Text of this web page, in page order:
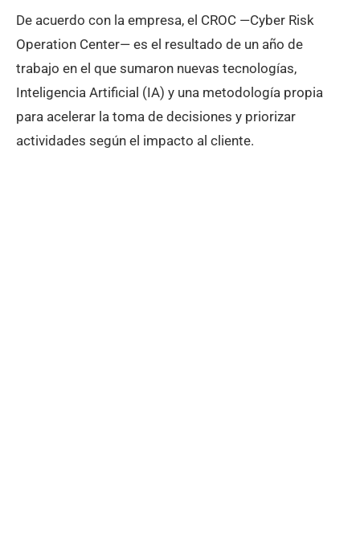
De acuerdo con la empresa, el CROC —Cyber Risk
Operation Center— es el resultado de un año de
trabajo en el que sumaron nuevas tecnologías,
Inteligencia Artificial (IA) y una metodología propia
para acelerar la toma de decisiones y priorizar
actividades según el impacto al cliente.